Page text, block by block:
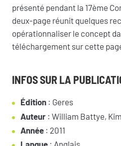
présenté pendant la 17ème
deux-page réunit quelques
opérationnaliser le concept
téléchargement sur cette
INFOS SUR LA
Édition : Geres
Auteur : William Battye,
Année : 2011
Langue : Anglais